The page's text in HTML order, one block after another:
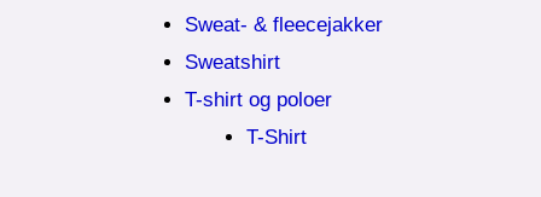
Sweat- & fleecejakker
Sweatshirt
T-shirt og poloer
T-Shirt